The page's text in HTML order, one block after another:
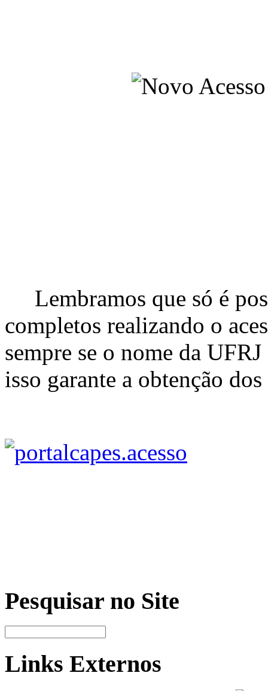
Lembramos que só é
completos realizando o
sempre se o nome da
isso garante a obtenção
Pesquisar no Site
Links Externos